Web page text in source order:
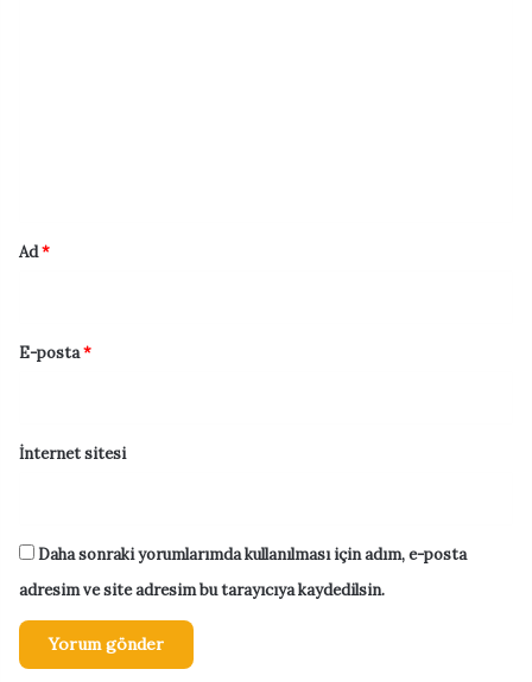
Ad*
E-posta*
İnternet sitesi
Daha sonraki yorumlarımda kullanılması için adım, e-posta
adresim ve site adresim bu tarayıcıya kaydedilsin.